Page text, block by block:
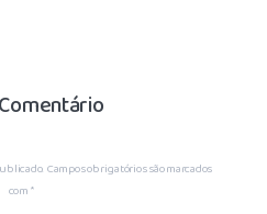
Campos obrigatórios são marcados
com*